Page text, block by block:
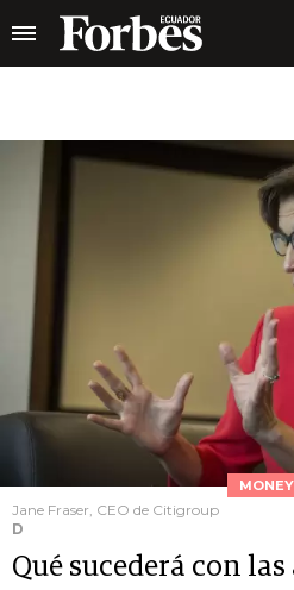
MONEY
Jane Fraser, CEO de Citigroup
D
Qué sucederá con